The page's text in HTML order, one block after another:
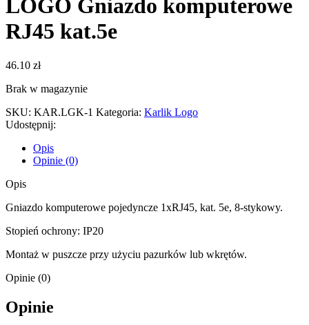
LOGO Gniazdo komputerowe
RJ45 kat.5e
46.10 zł
Brak w magazynie
SKU: KAR.LGK-1 Kategoria: Karlik Logo
Udostępnij:
Opis
Opinie (0)
Opis
Gniazdo komputerowe pojedyncze 1xRJ45, kat. 5e, 8-stykowy.
Stopień ochrony: IP20
Montaż w puszcze przy użyciu pazurków lub wkrętów.
Opinie (0)
Opinie